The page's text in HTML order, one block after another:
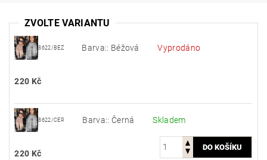
ZVOLTE VARIANTU
8622/BEZ Barva:: Béžová Vyprodáno
220 Kč
8622/CER Barva:: Černá Skladem
220 Kč